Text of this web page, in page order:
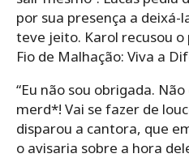
por sua presença a deixá-
teve jeito. Karol recusou
Fio de Malhação: Viva a
“Eu não sou obrigada.
merd*! Vai se fazer de
disparou a cantora, que
o avisaria sobre a hora